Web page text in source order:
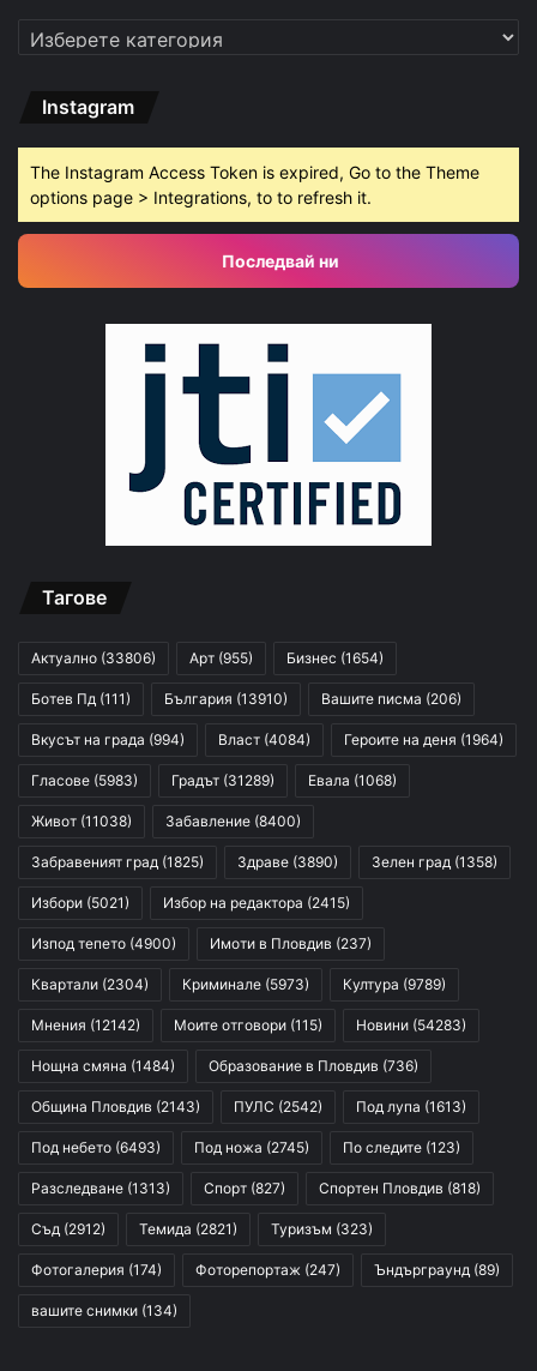
Категории
Instagram
The Instagram Access Token is expired, Go to the Theme
options page > Integrations, to to refresh it.
Последвай ни
Тагове
Актуално (33806) Арт (955) Бизнес (1654)
Ботев Пд (111) България (13910) Вашите писма (206)
Вкусът на града (994) Власт (4084) Героите на деня (1964)
Гласове (5983) Градът (31289) Евала (1068)
Живот (11038) Забавление (8400)
Забравеният град (1825) Здраве (3890) Зелен град (1358)
Избори (5021) Избор на редактора (2415)
Изпод тепето (4900) Имоти в Пловдив (237)
Квартали (2304) Криминале (5973) Култура (9789)
Мнения (12142) Моите отговори (115) Новини (54283)
Нощна смяна (1484) Образование в Пловдив (736)
Община Пловдив (2143) ПУЛС (2542) Под лупа (1613)
Под небето (6493) Под ножа (2745) По следите (123)
Разследване (1313) Спорт (827) Спортен Пловдив (818)
Съд (2912) Темида (2821) Туризъм (323)
Фотогалерия (174) Фоторепортаж (247) Ъндърграунд (89)
вашите снимки (134)